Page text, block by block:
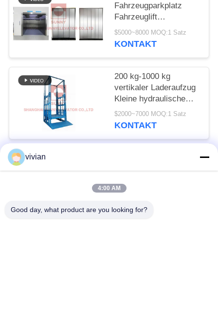
Fahrzeugparkplatz
Fahrzeuglift
Aufzughebeausrüstung
Frachtlifte
$5000~8000 MOQ:1 Satz
KONTAKT
200 kg-1000 kg
vertikaler Laderaufzug
Kleine hydraulische
Güter Aufzug
Lagerfrachtlift
$2000~7000 MOQ:1 Satz
KONTAKT
weniger Aufzug
vivian
4:00 AM
Good day, what product are you looking for?